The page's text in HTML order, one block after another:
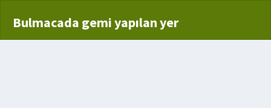
Bulmacada gemi yapılan yer